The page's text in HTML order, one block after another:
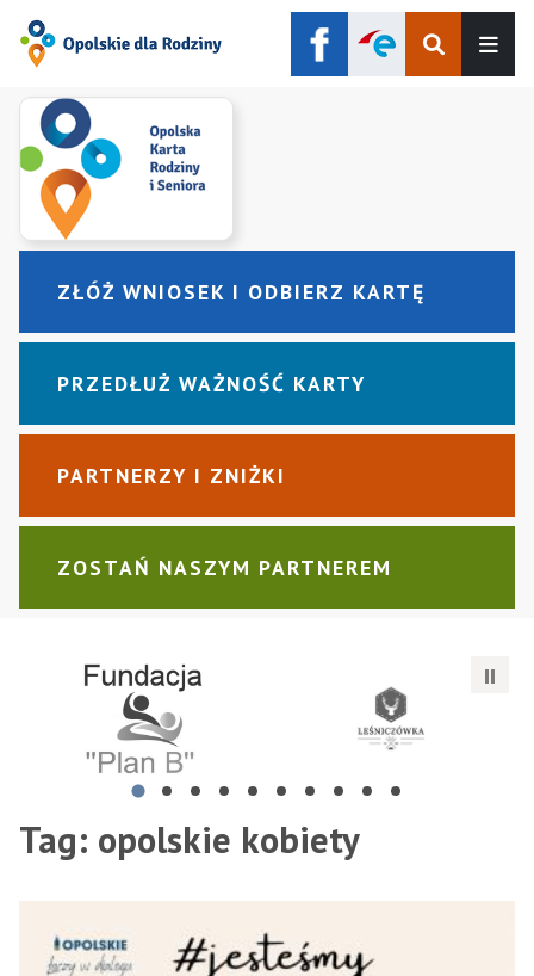
Szukaj
ZŁÓŻ WNIOSEK I ODBIERZ KARTĘ
PRZEDŁUŻ WAŻNOŚĆ KARTY
PARTNERZY I ZNIŻKI
ZOSTAŃ NASZYM PARTNEREM
Tag: opolskie kobiety